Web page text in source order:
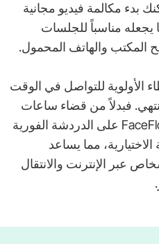
بدء مكالمة فيديو مجانية
يجعله مناسباً للجلسات
والهاتف المحمول.
الأولوية للتواصل في الوقت
فبدلاً من قضاء ساعات
في صياغة النصوص، يركز FaceFlow على الدردشة الفورية
مما يساعد
عبر الإنترنت والانتقال